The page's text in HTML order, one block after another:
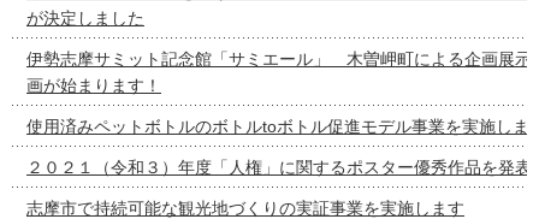
が決定しました
伊勢志摩サミット記念館「サミエール」 木曽岬町による企画展示
画が始まります！
使用済みペットボトルのボトルtoボトル促進モデル事業を実施しま
２０２１（令和３）年度「人権」に関するポスター優秀作品を発表
志摩市で持続可能な観光地づくりの実証事業を実施します